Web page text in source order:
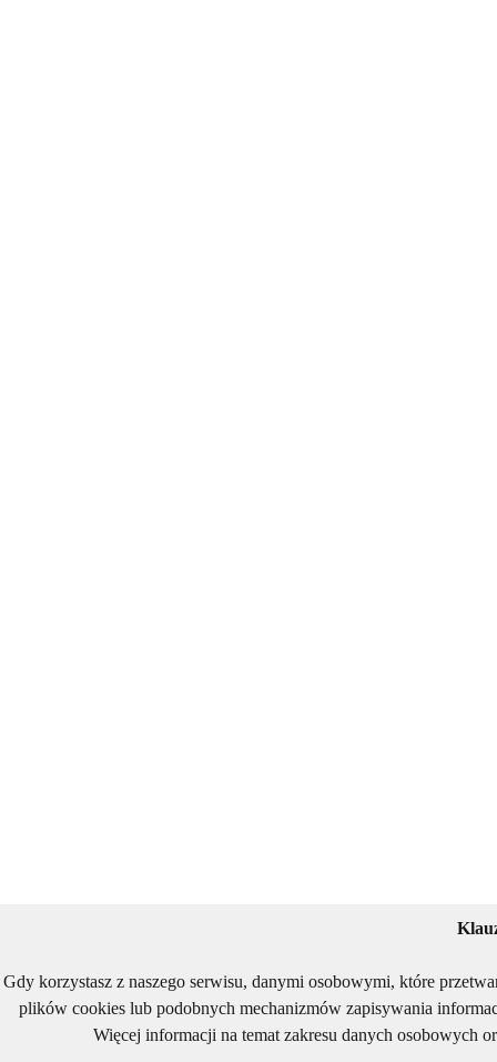
Gdy korzystasz z naszego serwisu, danymi osobowymi, które
plików cookies lub podobnych mechanizmów zapisywania
Więcej informacji na temat zakresu danych osobowych